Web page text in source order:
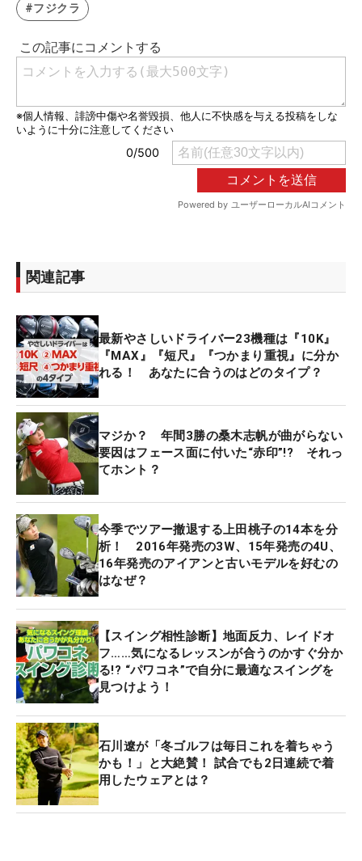
#フジクラ
関連記事
最新やさしいドライバー23機種は『10K』
『MAX』『短尺』『つかまり重視』に分か
れる！ あなたに合うのはどのタイプ？
マジか？ 年間3勝の桑木志帆が曲がらない
要因はフェース面に付いた“赤印”!? それっ
てホント？
今季でツアー撤退する上田桃子の14本を分
析！ 2016年発売の3W、15年発売の4U、
16年発売のアイアンと古いモデルを好むの
はなぜ？
【スイング相性診断】地面反力、レイドオ
フ……気になるレッスンが合うのかすぐ分か
る!? “パワコネ”で自分に最適なスイングを
見つけよう！
石川遼が「冬ゴルフは毎日これを着ちゃう
かも！」と大絶賛！ 試合でも2日連続で着
用したウェアとは？